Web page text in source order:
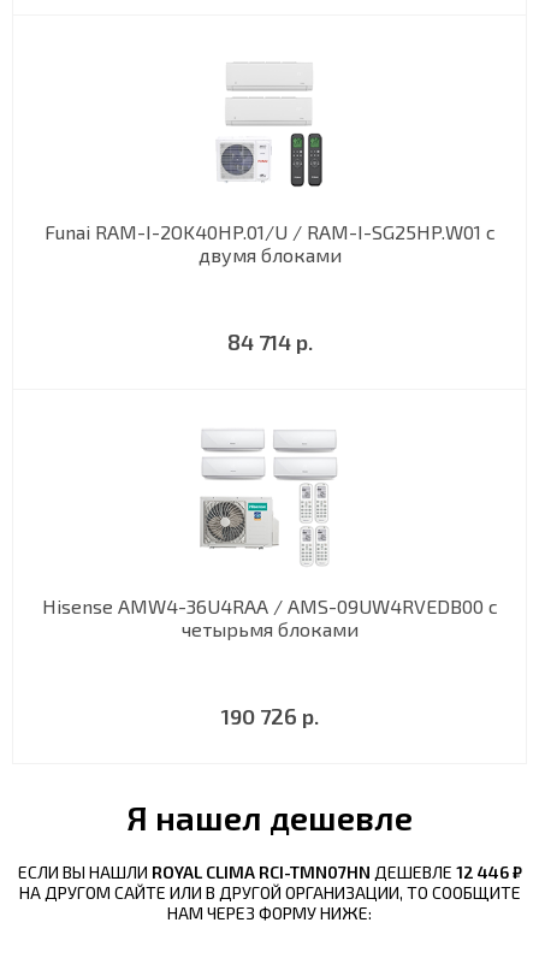
Funai RAM-I-2OK40HP.01/U / RAM-I-SG25HP.W01 с
двумя блоками
84 714 р.
Hisense AMW4-36U4RAA / AMS-09UW4RVEDB00 с
четырьмя блоками
190 726 р.
Я нашел дешевле
ЕСЛИ ВЫ НАШЛИ ROYAL CLIMA RCI-TMN07HN ДЕШЕВЛЕ 12 446 ₽
НА ДРУГОМ САЙТЕ ИЛИ В ДРУГОЙ ОРГАНИЗАЦИИ, ТО СООБЩИТЕ
НАМ ЧЕРЕЗ ФОРМУ НИЖЕ: